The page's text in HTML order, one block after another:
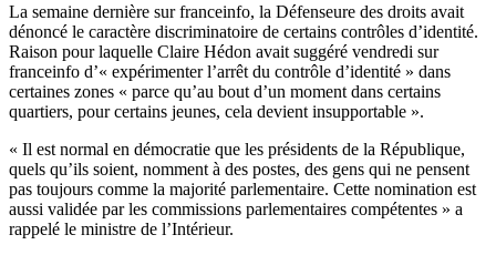
La semaine dernière sur franceinfo, la Défenseure des droits avait
dénoncé le caractère discriminatoire de certains contrôles d’identité.
Raison pour laquelle Claire Hédon avait suggéré vendredi sur
franceinfo d’« expérimenter l’arrêt du contrôle d’identité » dans
certaines zones « parce qu’au bout d’un moment dans certains
quartiers, pour certains jeunes, cela devient insupportable ».
« Il est normal en démocratie que les présidents de la République,
quels qu’ils soient, nomment à des postes, des gens qui ne pensent
pas toujours comme la majorité parlementaire. Cette nomination est
aussi validée par les commissions parlementaires compétentes » a
rappelé le ministre de l’Intérieur.